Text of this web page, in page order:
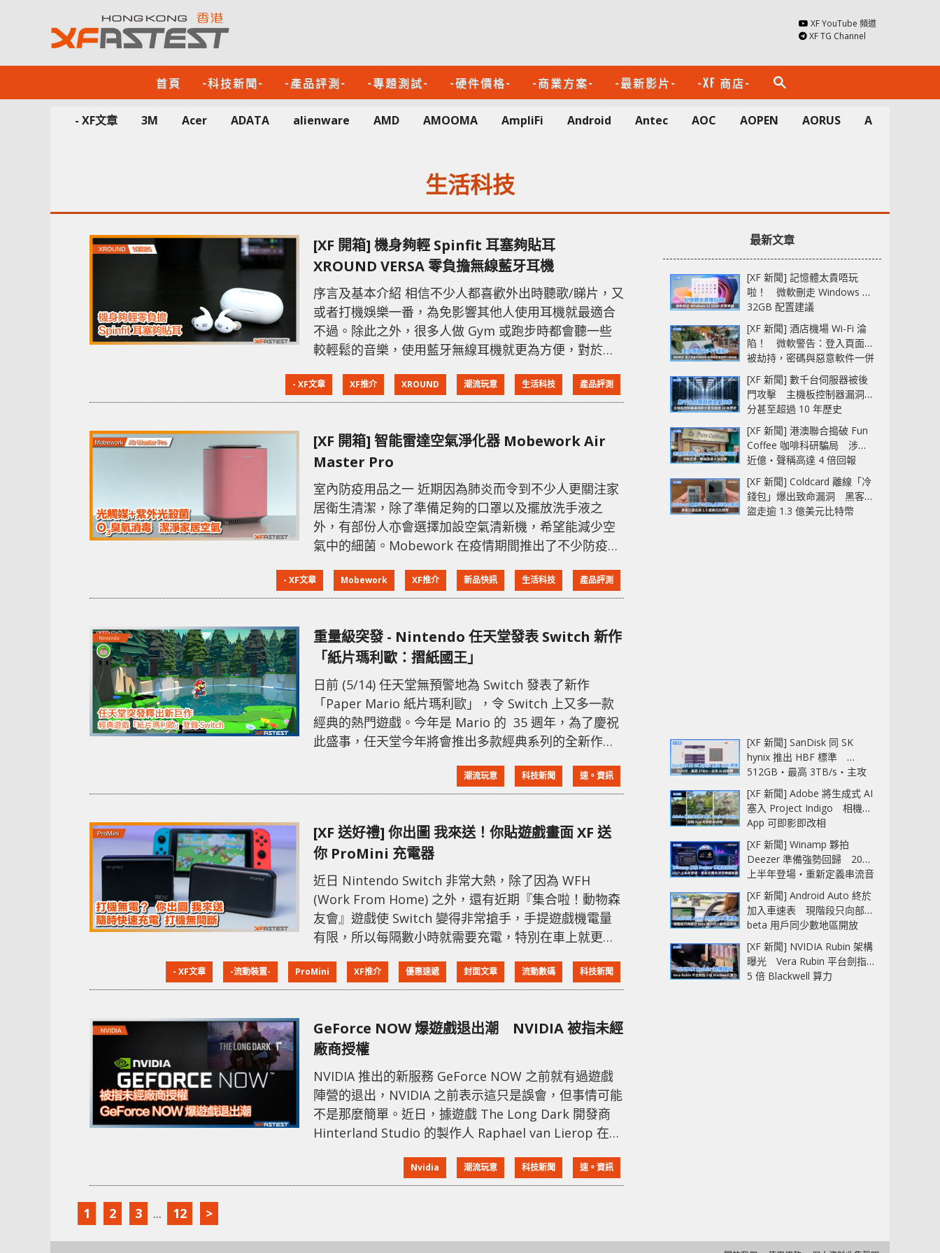
XF YouTube 頻道
XF TG Channel
首頁 -科技新聞- -產品評測- -專題測試- -硬件價格- -商業方案- -最新影片- -XF 商店- search
- XF文章 3M Acer ADATA alienware AMD AMOOMA AmpliFi Android Antec AOC AOPEN AORUS Apacer
生活科技
[XF 開箱] 機身夠輕 Spinfit 耳塞夠貼耳
XROUND VERSA 零負擔無線藍牙耳機
序言及基本介紹 相信不少人都喜歡外出時聽歌/睇片，又
或者打機娛樂一番，為免影響其他人使用耳機就最適合
不過。除此之外，很多人做 Gym 或跑步時都會聽一些
較輕鬆的音樂，使用藍牙無線耳機就更為方便，對於駕
有線耳機會阻礙駕駛。今次介紹的 XROUND VERSA 以
一千元以下的售價來說算是接近入門級數，而廠商表示
衡，為用家帶來更好的使用體驗。 4.5g 極輕無負擔 無
線藍牙耳機由於都是採用入耳式
- XF文章 XF推介 XROUND 潮流玩意 生活科技 產品評測
[XF 開箱] 智能雷達空氣淨化器 Mobework Air
Master Pro
室內防疫用品之一 近期因為肺炎而令到不少人更關注家
居衛生清潔，除了準備足夠的口罩以及擺放洗手液之
外，有部份人亦會選擇加設空氣清新機，希望能減少空
氣中的細菌。Mobework 在疫情期間推出了不少防疫用
Master Pro 不只是一台空氣清新機，更是一台雷達空氣
淨化器。 一般的空氣清新機都是利用物理方式，將空氣
除，一般來說，這類單靠過濾的空氣清新機，只能減低
類似鼻敏感
- XF文章 Mobework XF推介 新品快訊 生活科技 產品評測
重量級突發 - Nintendo 任天堂發表 Switch 新作
「紙片瑪利歐：摺紙國王」
日前 (5/14) 任天堂無預警地為 Switch 發表了新作
「Paper Mario 紙片瑪利歐」，令 Switch 上又多一款
經典的熱門遊戲。今年是 Mario 的 35 週年，為了慶祝
此盛事，任天堂今年將會推出多款經典系列的全新作
紙國王」，並將於 7 月 17 日正式推出上市，目前已知
格打造，地圖、角色等都是 2
潮流玩意 科技新聞 速。資訊
[XF 送好禮] 你出圖 我來送！你貼遊戲畫面 XF 送
你 ProMini 充電器
近日 Nintendo Switch 非常大熱，除了因為 WFH
(Work From Home) 之外，還有近期『集合啦！動物森
友會』遊戲使 Switch 變得非常搶手，手提遊戲機電量
有限，所以每隔數小時就需要充電，特別在車上就更需
之前 XF 為各位介紹過的 ProMini 就非常適合，所以將
限量送給各位，另亦提供優惠價購買。 ProMini Qs120
- XF文章 -流動裝置- ProMini XF推介 優惠速遞 封面文章 流動數碼 科技新聞
GeForce NOW 爆遊戲退出潮 NVIDIA 被指未經
廠商授權
NVIDIA 推出的新服務 GeForce NOW 之前就有過遊戲
陣營的退出，NVIDIA 之前表示這只是誤會，但事情可能
不是那麼簡單。近日，據遊戲 The Long Dark 開發商
Hinterland Studio 的製作人 Raphael van Lierop 在
撤下自己遊戲的原因，是因為 NVIDIA 並沒有經過他們
的同意就擅自讓遊戲登陸 GeForce NOW。 根據遊戲開
Nvidia 潮流玩意 科技新聞 速。資訊
1 2 3 ... 12 >
最新文章
[XF 新聞] 記憶體太貴唔玩
啦！ 微軟刪走 Windows 11
32GB 配置建議
[XF 新聞] 酒店機場 Wi-Fi 淪
陷！ 微軟警告：登入頁面可
被劫持，密碼與惡意軟件一併
中招
[XF 新聞] 數千台伺服器被後
門攻擊 主機板控制器漏洞部
分甚至超過 10 年歷史
[XF 新聞] 港澳聯合搗破 Fun
Coffee 咖啡科研騙局 涉款
近億‧聲稱高達 4 倍回報
[XF 新聞] Coldcard 離線「冷
錢包」爆出致命漏洞 黑客已
盜走逾 1.3 億美元比特幣
[XF 新聞] SanDisk 同 SK
hynix 推出 HBF 標準
512GB‧最高 3TB/s‧主攻
AI 記憶體
[XF 新聞] Adobe 將生成式 AI
塞入 Project Indigo 相機
App 可即影即改相
[XF 新聞] Winamp 夥拍
Deezer 準備強勢回歸 2027
上半年登場‧重新定義串流音
樂播放器
[XF 新聞] Android Auto 終於
加入車速表 現階段只向部分
beta 用戶同少數地區開放
[XF 新聞] NVIDIA Rubin 架構
曝光 Vera Rubin 平台劍指
5 倍 Blackwell 算力